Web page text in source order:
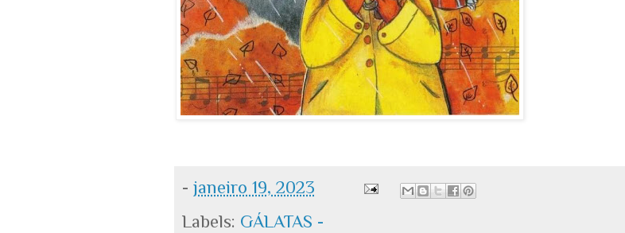
- janeiro 19, 2023
Labels: GÁLATAS -